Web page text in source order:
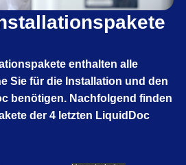
enthalten alle
Sie für die Installation und den
benötigen. Nachfolgend finden
der 4 letzten LiquidDoc